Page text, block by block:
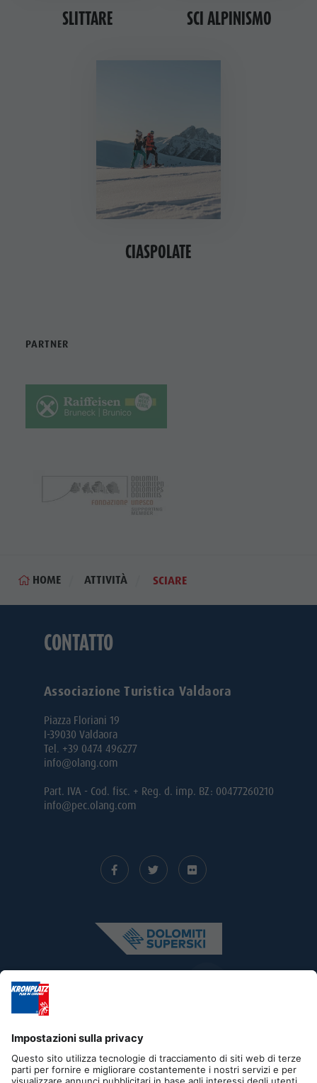
SLITTARE SCI ALPINISMO
CIASPOLATE
PARTNER
HOME ATTIVITÀ SCIARE
CONTATTO
Associazione Turistica Valdaora
Piazza Floriani 19
I-39030 Valdaora
Tel. +39 0474 496277
info@olang.com
Part. IVA - Cod. fisc. + Reg. d. imp. BZ: 00477260210
info@pec.olang.com